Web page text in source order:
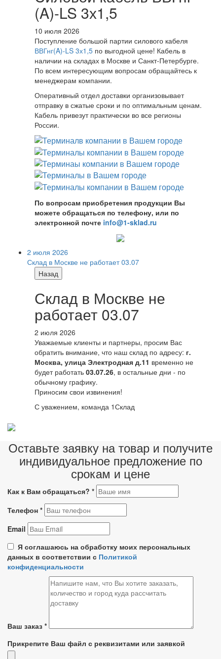
(A)-LS 3х1,5
10 июля 2026
Поступление большой партии силового кабеля
ВВГнг(A)-LS 3х1,5 по выгодной цене! Кабель в
наличии на складах в Москве и Санкт-Петербурге.
По всем интересующим вопросам обращайтесь к
менеджерам компании.
Оперативный отдел доставки организовывает
отправку в сжатые сроки и по оптимальным ценам.
Кабель привезут практически во все регионы
России.
По вопросам приобретения продукции Вы
можете обращаться по телефону, или по
электронной почте info@1-sklad.ru
2 июля 2026
Склад в Москве не работает 03.07
Назад
Склад в Москве не
работает 03.07
2 июля 2026
Уважаемые клиенты и партнеры, просим Вас
обратить внимание, что наш склад по адресу: г.
Москва, улица Электродная д.11 временно не
будет работать 03.07.26, в остальные дни - по
обычному графику.
Приносим свои извинения!
С уважением, команда 1Склад
Оставьте заявку на товар и получите
индивидуальное предложение по
срокам и цене
Как к Вам обращаться? *
Телефон *
Email
Я соглашаюсь на обработку моих персональных
данных в соответствии с Политикой
конфиденциальности
Ваш заказ *
Прикрепите Ваш файл с реквизитами или заявкой